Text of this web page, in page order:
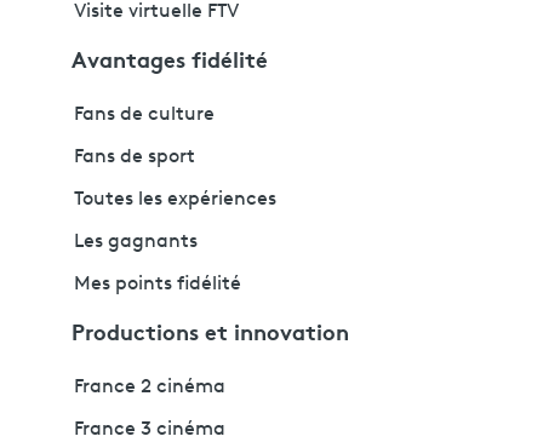
Visite virtuelle FTV
Avantages fidélité
Fans de culture
Fans de sport
Toutes les expériences
Les gagnants
Mes points fidélité
Productions et innovation
France 2 cinéma
France 3 cinéma